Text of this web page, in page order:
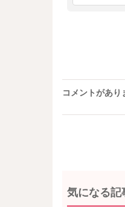
コメントがあり
気になる記